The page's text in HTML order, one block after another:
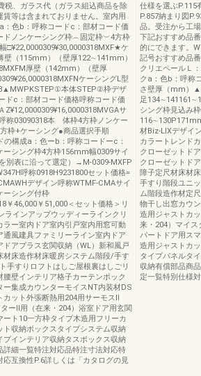
税、ガラス代（ガラス組込商品を除
賃等は含まれておりません。室内用
：色b：呼称コードc：部材コード価
ドノンケーシング枠︵固定枠︶4方枠
□¥22,0000309¥30,0000318MXF★ケ
壁（115mm）（壁厚122∼141mm）
厚壁（142mm）（壁厚
ケーシングL型
本体STEP②枠デザ
ドc：部材コード価格呼称コード価
Z¥12,0000309¥16,0000318MVGAサ
称03090318本 体枠4方枠ノンケー
枠+ケーシング●商品選択手順
構成a：色ーb：呼称コードーc：
ーシング枠4方枠156mm幅0309サイ
別表に沿って選定）→M-0309-MXFP
呼称0918H9231800セット価格=
デザイン呼称WTMF-CMAサイ
ーシング付枠
￥46,000￥51,000＜セット価格＞リ
ラインアップウッディーラインクリ
ラー室内ドア室内引戸室内用窓可動
通風建具ファミリーライン室内ドア
アプラス玄関収納（WL）新和風戸
材床造作材床暖房システム階段/手す
手すりロフトはしご屋根裏はしごリ
壁インテリア格子カーテンボック
ー集成カウンターモイスNT内装材DS
カット外張断熱用204用サーモスⅡ
ーⅡ用（在来・204）浴室ドア用玄関
ート10一方枠タイプ木造用フリーカ
ト収納ボックスタイプシステム収納
プインテリア収納タスボックス収納
詳細一覧特注対応品特注寸法対応特
応互換性P.6詳しくは「カタログの見
仕様を選ぶP.115
P.857納まり図
品。受注から工
下記おすすめ品
的にできます。
記号おすすめ品
クリエペールＬ
クa：色b：呼称
さ壁厚（mm）
足
シング枠見込み
材Biz-LIXデザイ
カラートレンド
クローゼットド
クローゼットド
障子定尺材床材
手すり階段ユニ
ム階段造作材定
物干し出窓カウ
造用ジャストカ
来・204）マイス
パートドア用ス
造用ジャストカ
タイプパネルタ
収納有償部品商
定一覧特別仕様